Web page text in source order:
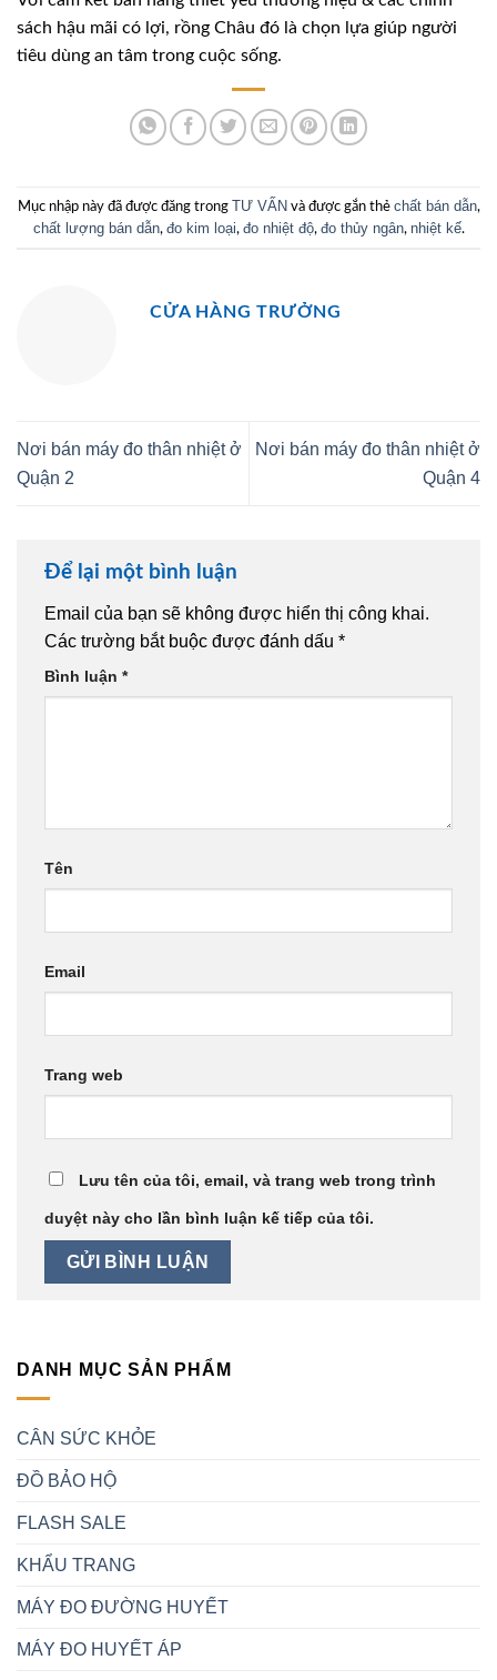
sách hậu mãi có lợi, rồng Châu đó là chọn lựa giúp người
tiêu dùng an tâm trong cuộc sống.
Mục nhập này đã được đăng trong TƯ VẤN và được gắn thẻ chất bán dẫn,
chất lượng bán dẫn, đo kim loại, đo nhiệt độ, đo thủy ngân, nhiệt kế.
CỬA HÀNG TRƯỞNG
Nơi bán máy đo thân nhiệt ở
Quận 2
Nơi bán máy đo thân nhiệt ở
Quận 4
Để lại một bình luận
Email của bạn sẽ không được hiển thị công khai.
Các trường bắt buộc được đánh dấu *
Bình luận *
Tên
Email
Trang web
Lưu tên của tôi, email, và trang web trong trình
duyệt này cho lần bình luận kế tiếp của tôi.
DANH MỤC SẢN PHẨM
CÂN SỨC KHỎE
ĐỒ BẢO HỘ
FLASH SALE
KHẨU TRANG
MÁY ĐO ĐƯỜNG HUYẾT
MÁY ĐO HUYẾT ÁP